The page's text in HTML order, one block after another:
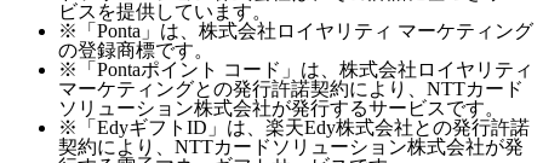
ビスを提供しています。
※「Ponta」は、株式会社ロイヤリティ マーケティング
の登録商標です。
※「Pontaポイント コード」は、株式会社ロイヤリティ
マーケティングとの発行許諾契約により、NTTカード
ソリューション株式会社が発行するサービスです。
※「EdyギフトID」は、楽天Edy株式会社との発行許諾
契約により、NTTカードソリューション株式会社が発